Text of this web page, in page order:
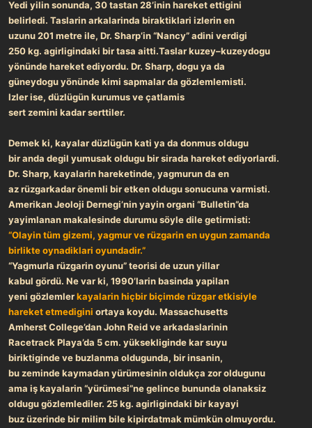
Yedi yilin sonunda, 30 tastan 28’inin hareket ettigini
belirledi. Taslarin arkalarinda biraktiklari izlerin en
uzunu201 metre ile, Dr. Sharp’in “Nancy” adini verdigi
250 kg. agirligindaki bir tasa aitti.Taslar kuzey–kuzeydogu
yönündehareket ediyordu. Dr. Sharp, dogu ya da
güneydoguyönünde kimi sapmalar da gözlemlemisti.
Izler ise, düzlügün kurumus ve çatlamis
sert zemini kadar serttiler.
Demek ki, kayalar düzlügün kati ya da donmus oldugu
bir anda degil yumusak oldugu bir sirada hareket ediyorlardi.
Dr. Sharp, kayalarin hareketinde, yagmurun da en
az rüzgarkadar önemli bir etken oldugu sonucuna varmisti.
Amerikan Jeoloji Dernegi’nin yayin organi “Bulletin”da
yayimlanan makalesinde durumu söyle dile getirmisti:
“Olayin tüm gizemi, yagmur ve rüzgarin en uygun zamanda
birlikte oynadiklari oyundadir.”
“Yagmurla rüzgarin oyunu” teorisi de uzun yillar
kabul gördü. Ne var ki, 1990’larin basinda yapilan
yeni gözlemlerkayalarin hiçbir biçimde rüzgar etkisiyle
hareket etmedigini ortaya koydu. Massachusetts
Amherst College’dan John Reidve arkadaslarinin
Racetrack Playa’da 5 cm. yüksekliginde kar suyu
biriktiginde ve buzlanma oldugunda, bir insanin,
buzemindekaymadan yürümesininoldukça zor oldugunu
ama işkayalarin “yürümesi”ne gelince bununda olanaksiz
oldugu gözlemlediler. 25 kg. agirligindaki bir kayayi
buzüzerinde bir milim bile kipirdatmak mümkün olmuyordu.